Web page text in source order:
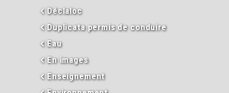
Déclaloc
Duplicata permis de conduire
Eau
En images
Enseignement